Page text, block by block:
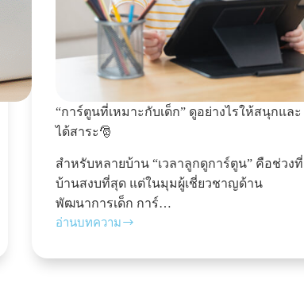
“การ์ตูนที่เหมาะกับเด็ก” ดูอย่างไรให้สนุกและ
ได้สาระ🎅
สำหรับหลายบ้าน “เวลาลูกดูการ์ตูน” คือช่วงที่
บ้านสงบที่สุด แต่ในมุมผู้เชี่ยวชาญด้าน
พัฒนาการเด็ก การ์…
อ่านบทความ